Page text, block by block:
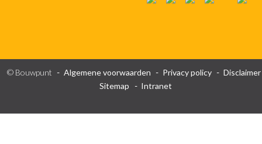
© Bouwpunt Algemene voorwaarden Privacy policy
Disclaimer
Sitemap
Intranet